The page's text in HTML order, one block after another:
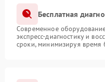
Бесплатная
Современное
экспресс-диагностику и
сроки, минимизируя время